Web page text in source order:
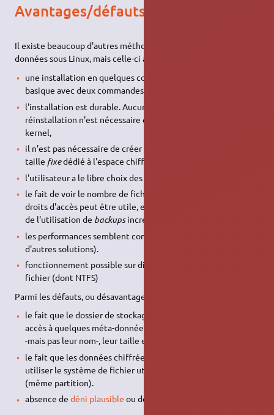
Avantages/défauts
Il existe beaucoup d'autres méthodes pour chiffrer des
données sous Linux, mais celle-ci a beaucoup d'avantages :
une installation en quelques commandes, une utilisation
basique avec deux commandes,
l'installation est durable. Aucune compilation ou
réinstallation n'est nécessaire en cas de mise à jour du
kernel,
il n'est pas nécessaire de créer de fichier/répertoire d'une
taille fixedédié à l'espace chiffré,
l'utilisateur a le libre choix des répertoires,
le fait de voir le nombre de fichiers chiffrés, leur taille et
droits d'accès peut être utile, et représente un avantage lors
de l'utilisation de backupsincrémentaux par exemple ;
les performances semblent correctes (contrairement à
d'autres solutions).
fonctionnement possible sur différents types de système de
fichier (dont NTFS)
Parmi les défauts, ou désavantages, on peut citer :
le fait que le dossier de stockage soit visible et donne donc
accès à quelques méta-données (nombre de fichiers chiffrés
-mais pas leur nom-, leur taille et droits d'accès…),
le fait que les données chiffrées doivent obligatoirement
utiliser le système de fichier utilisé pour les données en clair
(même partition).
absence de déni plausible ou de volume caché.